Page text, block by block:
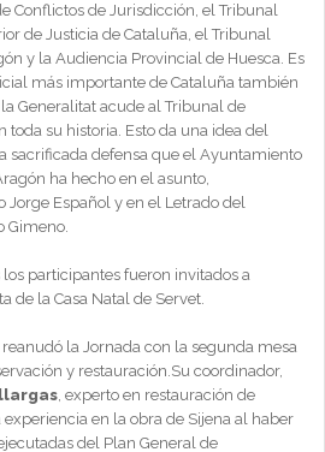
Conflictos de Jurisdicción, el Tribunal
de Justicia de Cataluña, el Tribunal
y la Audiencia Provincial de Huesca. Es
más importante de Cataluña también
Generalitat acude al Tribunal de
toda su historia. Esto da una idea del
sacrificada defensa que el Ayuntamiento
ha hecho en el asunto,
Jorge Español y en el Letrado del
Gimeno.
participantes fueron invitados a
de la Casa Natal de Servet.
la Jornada con la segunda mesa
y restauración.Su coordinador,
, experto en restauración de
en la obra de Sijena al haber
del Plan General de